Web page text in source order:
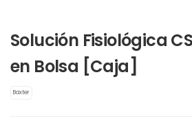
Solución Fisiológica
en Bolsa [Caja]
Baxter